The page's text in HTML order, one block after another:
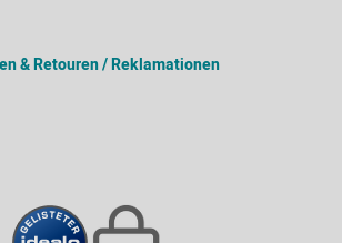
& Retouren / Reklamationen